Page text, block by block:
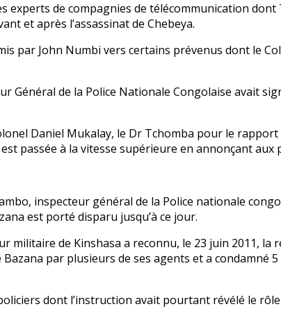
de compagnies de télécommunication
et après l’assassinat de Chebeya.
par John Numbi vers certains prévenus dont le
Général de la Police Nationale Congolaise avait
Daniel Mukalay, le Dr Tchomba pour le
passée à la vitesse supérieure en annonçant
inspecteur général de la Police nationale
est porté disparu jusqu’à ce jour.
militaire de Kinshasa a reconnu, le 23 juin 2011, la
par plusieurs de ses agents et a condamné
dont l’instruction avait pourtant révélé le